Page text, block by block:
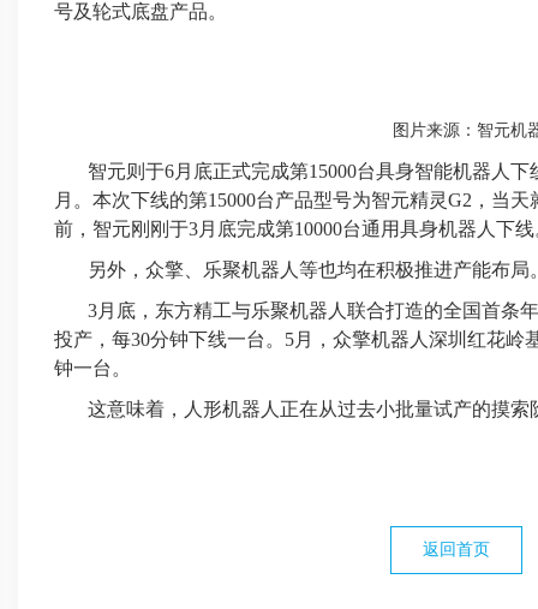
号及轮式底盘产品。
图片来源：智元机
智元则于6月底正式完成第15000台具身智能机器人
月。本次下线的第15000台产品型号为智元精灵G2，当
前，智元刚刚于3月底完成第10000台通用具身机器人下线
另外，众擎、乐聚机器人等也均在积极推进产能布局
3月底，东方精工与乐聚机器人联合打造的全国首条
投产，每30分钟下线一台。5月，众擎机器人深圳红花岭
钟一台。
这意味着，人形机器人正在从过去小批量试产的摸
返回首页